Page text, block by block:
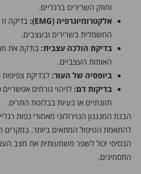
וחוזק השרירים ברגליים.
אלקטרומיוגרפיה (EMG):
בדיקה
החשמלית בשרירים ובעצבים.
בדיקת הולכה עצבית: בודקת את
האותות העצביים.
ביופסיה של העור: לבדיקת
בדיקות דם: לזיהוי גורמים
תזונתיים או בעיות בבלוטת התריס.
הבנת המנגנון הנוירולוגי מאחורי כפות
להתאמת הטיפול המתאים ביותר. במקרים
הבסיסי יכול לשפר משמעותית את מצב
התסמינים.